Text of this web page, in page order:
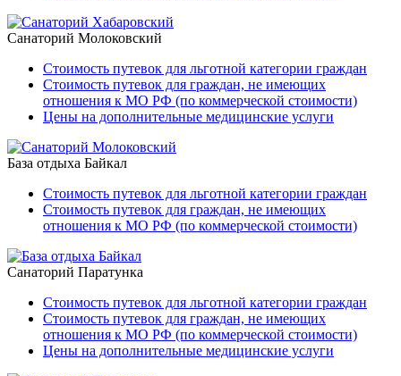
Санаторий Молоковский
Стоимость путевок для льготной категории граждан
Стоимость путевок для граждан, не имеющих
отношения к МО РФ (по коммерческой стоимости)
Цены на дополнительные медицинские услуги
База отдыха Байкал
Стоимость путевок для льготной категории граждан
Стоимость путевок для граждан, не имеющих
отношения к МО РФ (по коммерческой стоимости)
Санаторий Паратунка
Стоимость путевок для льготной категории граждан
Стоимость путевок для граждан, не имеющих
отношения к МО РФ (по коммерческой стоимости)
Цены на дополнительные медицинские услуги